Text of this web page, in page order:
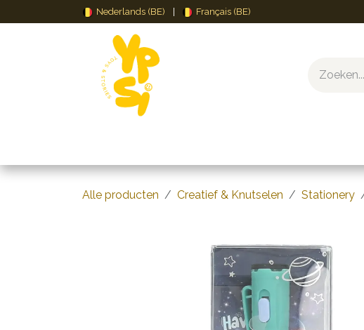
Overslaan naar inhoudNederlands (BE) Français (BE)
Alle producten Creatief & Knutselen Stationery